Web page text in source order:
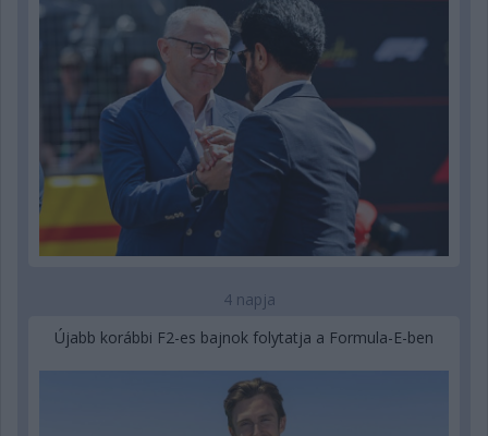
4 napja
Újabb korábbi F2-es bajnok folytatja a Formula-E-ben